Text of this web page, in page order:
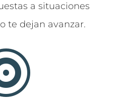
a situaciones
te dejan avanzar.